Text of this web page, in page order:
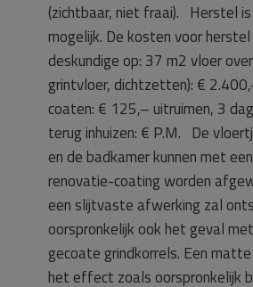
(zichtbaar, niet fraai). Herstel is
mogelijk. De kosten voor
deskundige op: 37 m2 vloer
grintvloer, dichtzetten): €
coaten: € 125,– uitruimen, 3
terug inhuizen: € P.M. De
en de badkamer kunnen met
renovatie-coating worden
een slijtvaste afwerking zal
oorspronkelijk ook het geval
gecoate grindkorrels. Een
het effect zoals oorspronkelijk